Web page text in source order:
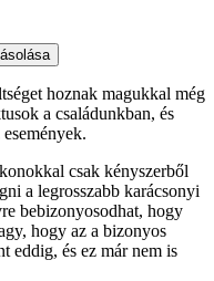
hoznak magukkal még
a családunkban, és
csak kényszerből
a legrosszabb karácsonyi
bebizonyosodhat, hogy
hogy az a bizonyos
eddig, és ez már nem is